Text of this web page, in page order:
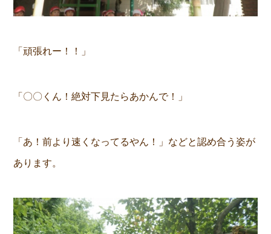
「頑張れー！！」
「〇〇くん！絶対下見たらあかんで！」
「あ！前より速くなってるやん！」などと認め合う姿が
あります。